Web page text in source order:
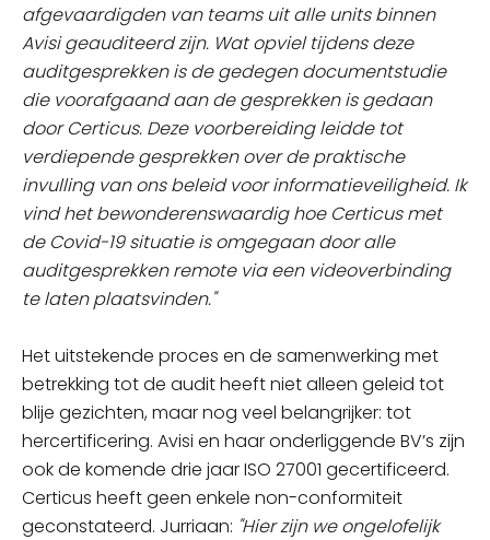
afgevaardigden van teams uit alle units binnen
Avisi geauditeerd zijn. Wat opviel tijdens deze
auditgesprekken is de gedegen documentstudie
die voorafgaand aan de gesprekken is gedaan
door Certicus. Deze voorbereiding leidde tot
verdiepende gesprekken over de praktische
invulling van ons beleid voor informatieveiligheid. Ik
vind het bewonderenswaardig hoe Certicus met
de Covid-19 situatie is omgegaan door alle
auditgesprekken remote via een videoverbinding
te laten plaatsvinden."
Het uitstekende proces en de samenwerking met
betrekking tot de audit heeft niet alleen geleid tot
blije gezichten, maar nog veel belangrijker: tot
hercertificering. Avisi en haar onderliggende BV’s zijn
ook de komende drie jaar ISO 27001 gecertificeerd.
Certicus heeft geen enkele non-conformiteit
geconstateerd. Jurriaan: "Hier zijn we ongelofelijk